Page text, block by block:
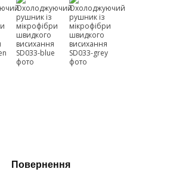
Повернення